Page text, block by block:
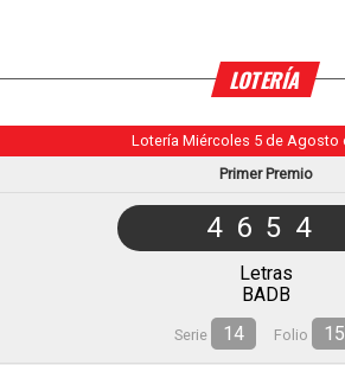
LOTERÍA
Lotería Miércoles 5 de Agosto
Primer Premio
4654
Letras
BADB
Serie 14 Folio 15